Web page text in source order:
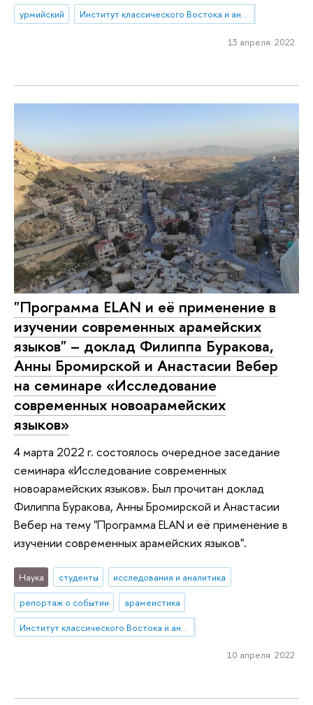
урмийский Институт классического Востока и античности
13 апреля 2022
"Программа ELAN и её применение в
изучении современных арамейских
языков" – доклад Филиппа Буракова,
Анны Бромирской и Анастасии Вебер
на семинаре «Исследование
современных новоарамейских
языков»
4 марта 2022 г. состоялось очередное заседание
семинара «Исследование современных
новоарамейских языков». Был прочитан доклад
Филиппа Буракова, Анны Бромирской и Анастасии
Вебер на тему "Программа ELAN и её применение в
изучении современных арамейских языков".
Наука студенты
исследования и аналитика
репортаж о событии
арамеистика
10 апреля 2022